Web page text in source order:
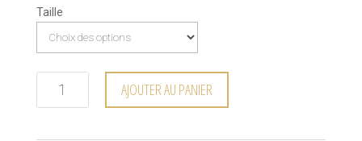
Taille
AJOUTER AU PANIER